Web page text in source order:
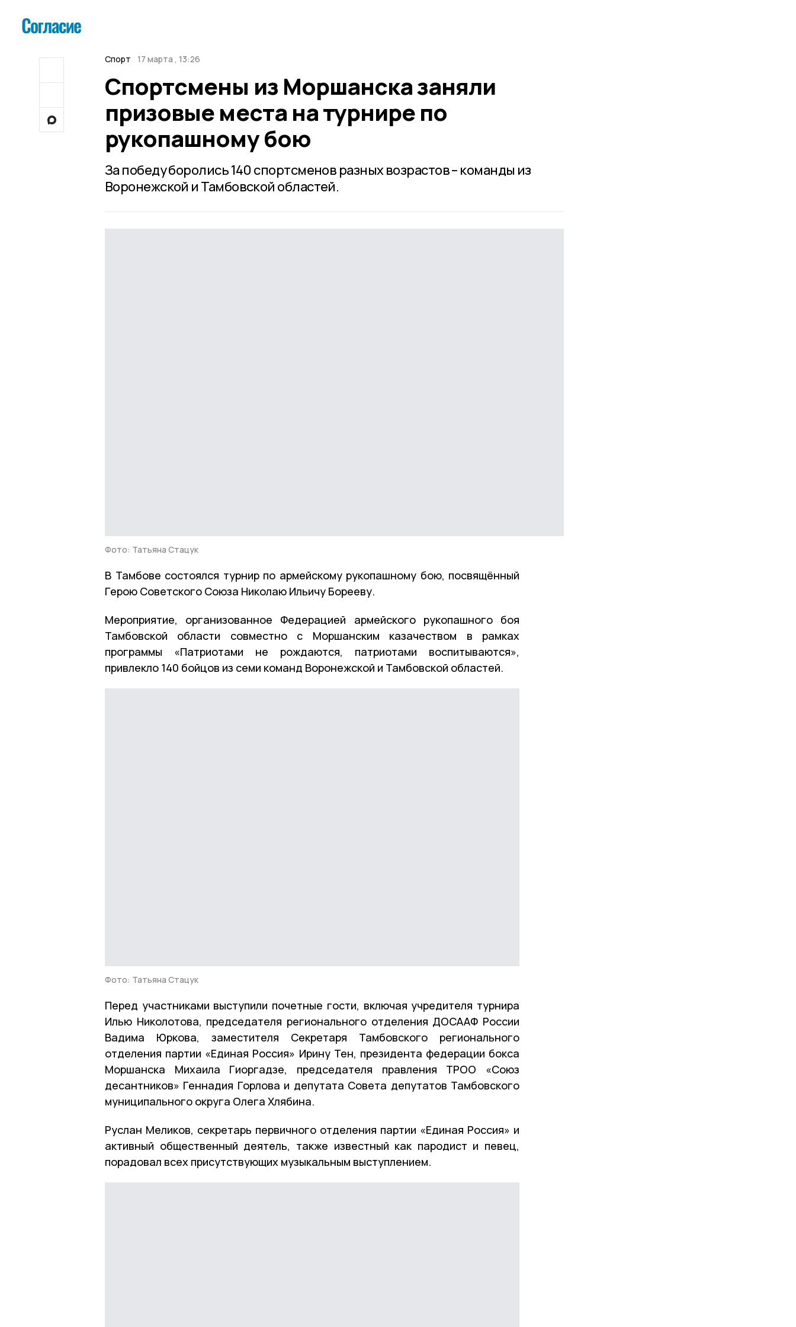
Спорт 17 марта , 13:26
Спортсмены из Моршанска заняли
призовые места на турнире по
рукопашному бою
За победу боролись 140 спортсменов разных возрастов – команды из
Воронежской и Тамбовской областей.
Фото: Татьяна Стацук
В Тамбове состоялся турнир по армейскому рукопашному бою, посвящённый
Герою Советского Союза Николаю Ильичу Борееву.
Мероприятие, организованное Федерацией армейского рукопашного боя
Тамбовской области совместно с Моршанским казачеством в рамках
программы «Патриотами не рождаются, патриотами воспитываются»,
привлекло 140 бойцов из семи команд Воронежской и Тамбовской областей.
Фото: Татьяна Стацук
Перед участниками выступили почетные гости, включая учредителя турнира
Илью Николотова, председателя регионального отделения ДОСААФ России
Вадима Юркова, заместителя Секретаря Тамбовского регионального
отделения партии «Единая Россия» Ирину Тен, президента федерации бокса
Моршанска Михаила Гиоргадзе, председателя правления ТРОО «Союз
десантников» Геннадия Горлова и депутата Совета депутатов Тамбовского
муниципального округа Олега Хлябина.
Руслан Меликов, секретарь первичного отделения партии «Единая Россия» и
активный общественный деятель, также известный как пародист и певец,
порадовал всех присутствующих музыкальным выступлением.